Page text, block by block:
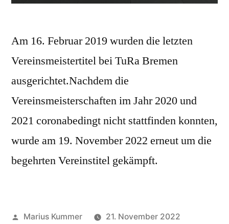
Am 16. Februar 2019 wurden die letzten
Vereinsmeistertitel bei TuRa Bremen
ausgerichtet.Nachdem die
Vereinsmeisterschaften im Jahr 2020 und
2021 coronabedingt nicht stattfinden konnten,
wurde am 19. November 2022 erneut um die
begehrten Vereinstitel gekämpft.
Veröffentlicht
Marius Kummer
21. November 2022